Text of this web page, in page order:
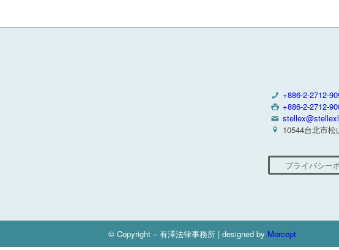
+886-2-2712-
+886-2-2712-
10544台北市
プライバシー
© Copyright – 有澤法律事務所 | designed by Morcept